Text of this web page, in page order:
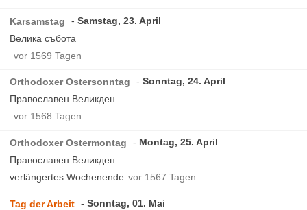
Karsamstag
Samstag, 23. April
Велика събота
vor 1569 Tagen
Orthodoxer Ostersonntag
Sonntag, 24. April
Православен Великден
vor 1568 Tagen
Orthodoxer Ostermontag
Montag, 25. April
Православен Великден
verlängertes Wochenende vor 1567 Tagen
Tag der Arbeit
Sonntag, 01. Mai